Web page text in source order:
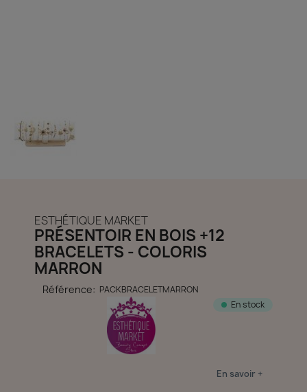
ESTHÉTIQUE MARKET
PRÉSENTOIR EN BOIS +12
BRACELETS - COLORIS
MARRON
Référence: PACKBRACELETMARRON
En stock
En savoir +